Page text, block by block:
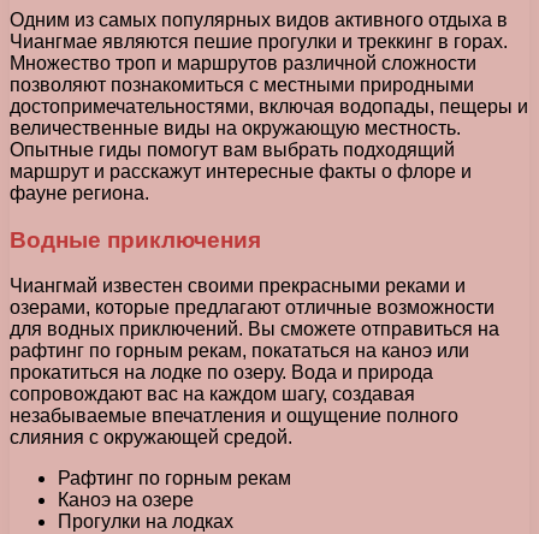
Одним из самых популярных видов активного отдыха в
Чиангмае являются пешие прогулки и треккинг в горах.
Множество троп и маршрутов различной сложности
позволяют познакомиться с местными природными
достопримечательностями, включая водопады, пещеры и
величественные виды на окружающую местность.
Опытные гиды помогут вам выбрать подходящий
маршрут и расскажут интересные факты о флоре и
фауне региона.
Водные приключения
Чиангмай известен своими прекрасными реками и
озерами, которые предлагают отличные возможности
для водных приключений. Вы сможете отправиться на
рафтинг по горным рекам, покататься на каноэ или
прокатиться на лодке по озеру. Вода и природа
сопровождают вас на каждом шагу, создавая
незабываемые впечатления и ощущение полного
слияния с окружающей средой.
Рафтинг по горным рекам
Каноэ на озере
Прогулки на лодках